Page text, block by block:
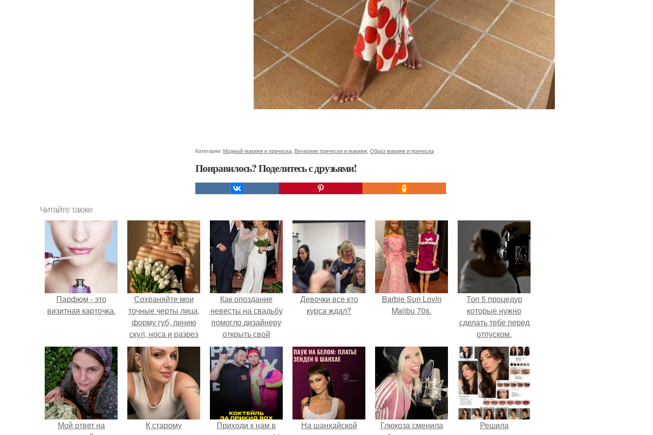
Категории: Модный макияж и прическа Вечерние прически и макияж Образ макияж и прическа
Понравилось? Поделитесь с друзьями!
Читайте также
Парфюм - это
визитная карточка.
Сохраняйте мои
точные черты лица,
форму губ, линию
скул, носа и разрез
глаз.
Как опоздание
невесты на свадьбу
помогло дизайнеру
открыть свой
бренд.
Девочки все кто
курса ждал?
Barbie Sun Lovin
Malibu 70s.
Топ 5 процедур
которые нужно
сделать тебе перед
отпуском.
Мой ответ на
К старому
Приходи к нам в
На шанхайской
Глюкоза сменила
Решила